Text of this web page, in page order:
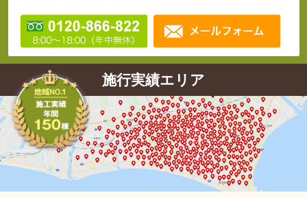
施行実績エリア